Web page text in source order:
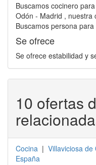
Buscamos cocinero
Odón - Madrid , nuestra
Buscamos persona
Se ofrece
Se ofrece estabilidad y
10 ofertas
Cocina | Villaviciosa de
España